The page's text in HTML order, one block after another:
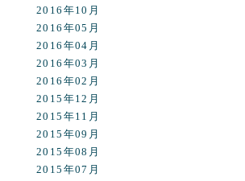
2016年10月
2016年05月
2016年04月
2016年03月
2016年02月
2015年12月
2015年11月
2015年09月
2015年08月
2015年07月